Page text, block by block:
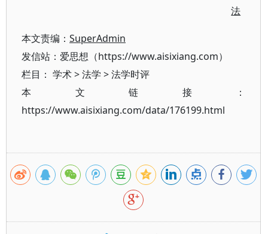
法
本文责编： SuperAdmin
发信站：爱思想（https://www.aisixiang.com）
栏目： 学术>法学 >法学时评
本文链接：
https://www.aisixiang.com/data/176199.html